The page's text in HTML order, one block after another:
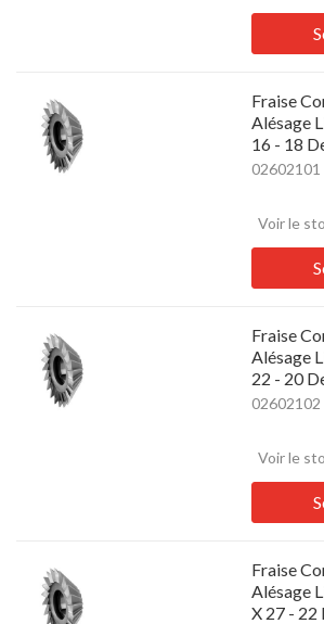
Fraise
Alésage
16 - 18
02602101
Voir le
Fraise
Alésage
22 - 20
02602102
Voir le
Fraise
Alésage
X 27 - 22